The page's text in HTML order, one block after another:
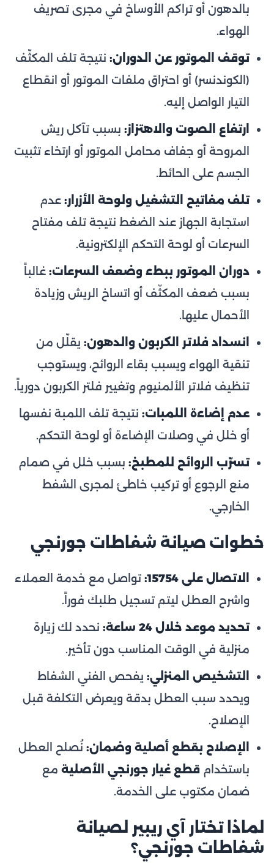
بالدهون أو تراكم الأوساخ في مجرى تصريف
الهواء.
توقف الموتور عن الدوران: نتيجة تلف المكثّف
(الكوندنسر) أو احتراق ملفات الموتور أو انقطاع
التيار الواصل إليه.
ارتفاع الصوت والاهتزاز: بسبب تآكل ريش
المروحة أو جفاف محامل الموتور أو ارتخاء تثبيت
الجسم على الحائط.
تلف مفاتيح التشغيل ولوحة الأزرار: عدم
استجابة الجهاز عند الضغط نتيجة تلف مفتاح
السرعات أو لوحة التحكم الإلكترونية.
دوران الموتور ببطء وضعف السرعات: غالباً
بسبب ضعف المكثّف أو اتساخ الريش وزيادة
الأحمال عليها.
انسداد فلاتر الكربون والدهون: يقلّل من
تنقية الهواء ويسبب بقاء الروائح، ويستوجب
تنظيف فلاتر الألمنيوم وتغيير فلتر الكربون دورياً.
عدم إضاءة اللمبات: نتيجة تلف اللمبة نفسها
أو خلل في وصلات الإضاءة أو لوحة التحكم.
تسرّب الروائح للمطبخ: بسبب خلل في صمام
منع الرجوع أو تركيب خاطئ لمجرى الشفط
الخارجي.
خطوات صيانة شفاطات جورنجي
الاتصال على 15754:
تواصل مع خدمة العملاء
واشرح العطل ليتم تسجيل طلبك فوراً.
تحديد موعد خلال 24 ساعة:
نحدد لك زيارة
منزلية في الوقت المناسب دون تأخير.
التشخيص المنزلي: يفحص الفني الشفاط
ويحدد سبب العطل بدقة ويعرض التكلفة قبل
الإصلاح.
الإصلاح بقطع أصلية وضمان: نُصلح العطل
باستخدام قطع غيار جورنجي الأصلية مع
ضمان مكتوب على الخدمة.
لماذا تختار آي ريبير لصيانة
شفاطات جورنجي؟